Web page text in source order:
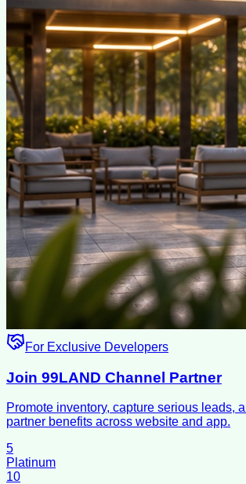
For Exclusive Developers
Join 99LAND Channel Partner
Promote inventory, capture serious leads,
partner benefits across website and app.
5
Platinum
10